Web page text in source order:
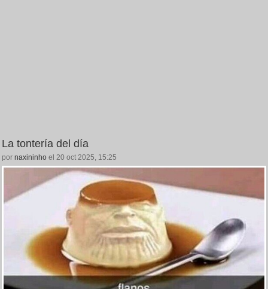
La tontería del día
por naxininho el 20 oct 2025, 15:25